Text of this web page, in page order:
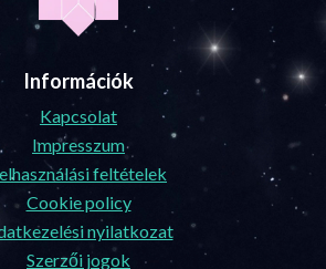
Információk
Kapcsolat
Impresszum
feltételek
Cookie policy
nyilatkozat
Szerzői jogok